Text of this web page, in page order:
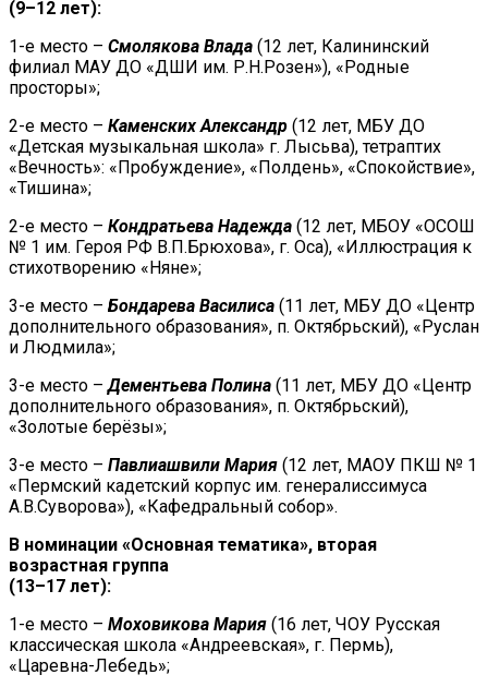
(9–12 лет):
1-е место – Смолякова Влада (12 лет, Калининский
филиал МАУ ДО «ДШИ им. Р.Н.Розен»), «Родные
просторы»;
2-е место – Каменских Александр (12 лет, МБУ ДО
«Детская музыкальная школа» г. Лысьва), тетраптих
«Вечность»: «Пробуждение», «Полдень», «Спокойствие»,
«Тишина»;
2-е место – Кондратьева Надежда (12 лет, МБОУ «ОСОШ
№ 1 им. Героя РФ В.П.Брюхова», г. Оса), «Иллюстрация к
стихотворению «Няне»;
3-е место – Бондарева Василиса (11 лет, МБУ ДО «Центр
дополнительного образования», п. Октябрьский), «Руслан
и Людмила»;
3-е место –Дементьева Полина (11 лет, МБУ ДО «Центр
дополнительного образования», п. Октябрьский),
«Золотые берёзы»;
3-е место – Павлиашвили Мария (12 лет, МАОУ ПКШ № 1
«Пермский кадетский корпус им. генералиссимуса
А.В.Суворова»), «Кафедральный собор».
В номинации «Основная тематика», вторая
возрастная группа
(13–17 лет):
1-е место – Моховикова Мария (16 лет, ЧОУ Русская
классическая школа «Андреевская», г. Пермь),
«Царевна-Лебедь»;